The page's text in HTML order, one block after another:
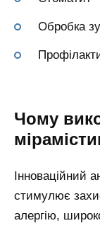
Обробка
Чому
Інноваційний
стимулює
алергію,